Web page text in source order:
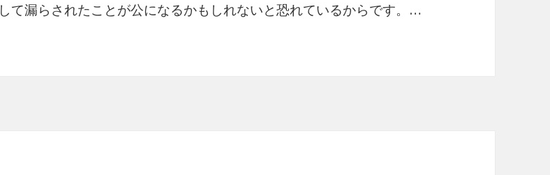
して漏らされたことが公になるかもしれないと恐れているからです。…